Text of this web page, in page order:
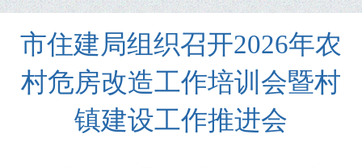
市住建局组织召开2026年农
村危房改造工作培训会暨村
镇建设工作推进会